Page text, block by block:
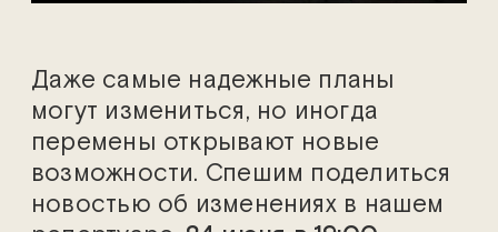
Даже самые надежные планы
могут измениться, но иногда
перемены открывают новые
возможности. Спешим поделиться
новостью об изменениях в нашем